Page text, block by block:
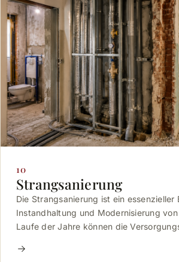
10
Strangsanierung
Die Strangsanierung ist ein essenzieller
Instandhaltung und Modernisierung
Laufe der Jahre können die